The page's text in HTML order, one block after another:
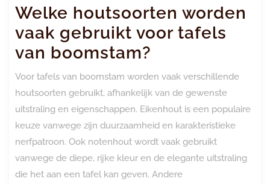
Welke houtsoorten worden
vaak gebruikt voor tafels
van boomstam?
Voor tafels van boomstam worden vaak verschillende
houtsoorten gebruikt, afhankelijk van de gewenste
uitstraling en eigenschappen. Eikenhout is een populaire
keuze vanwege zijn duurzaamheid en karakteristieke
nerfpatroon. Ook notenhout wordt vaak gebruikt
vanwege de diepe, rijke kleur en de elegante uitstraling
die het aan een tafel kan geven. Andere